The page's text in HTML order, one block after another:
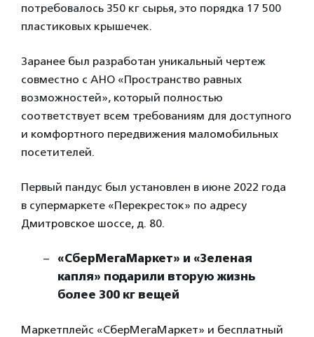
потребовалось 350 кг сырья, это порядка 17 500
пластиковых крышечек.
Заранее был разработан уникальный чертеж
совместно с АНО «Пространство равных
возможностей», который полностью
соответствует всем требованиям для доступного
и комфортного передвижения маломобильных
посетителей.
Первый пандус был установлен в июне 2022 года
в супермаркете «Перекресток» по адресу
Дмитровское шоссе, д. 80.
«СберМегаМаркет» и «Зеленая
капля» подарили вторую жизнь
более 300 кг вещей
Маркетплейс «СберМегаМаркет» и бесплатный